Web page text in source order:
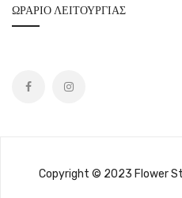
ΩΡΆΡΙΟ ΛΕΙΤΟΥΡΓΊΑΣ
Copyright © 2023 Flower